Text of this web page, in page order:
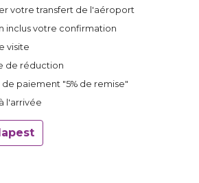
votre transfert de l'aéroport
inclus votre confirmation
visite
de réduction
de paiement "5% de remise"
l'arrivée